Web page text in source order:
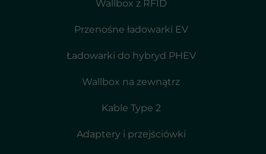
Wallbox z RFID
Przenośne ładowarki EV
Ładowarki do hybryd PHEV
Wallbox na zewnątrz
Kable Type 2
Adaptery i przejściówki